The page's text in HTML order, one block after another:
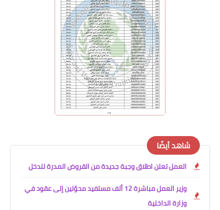
شاهد أيضًا
العمل تعلن اطلاق وجبة جديدة من القروض المدرة للدخل
وزير العمل مباشرة 12 ألف مستفيد محوّلين إلى عقود في
وزارة الداخلية